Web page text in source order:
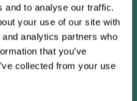
and to analyse our traffic.
your use of our site with
analytics partners who
that you’ve
collected from your use